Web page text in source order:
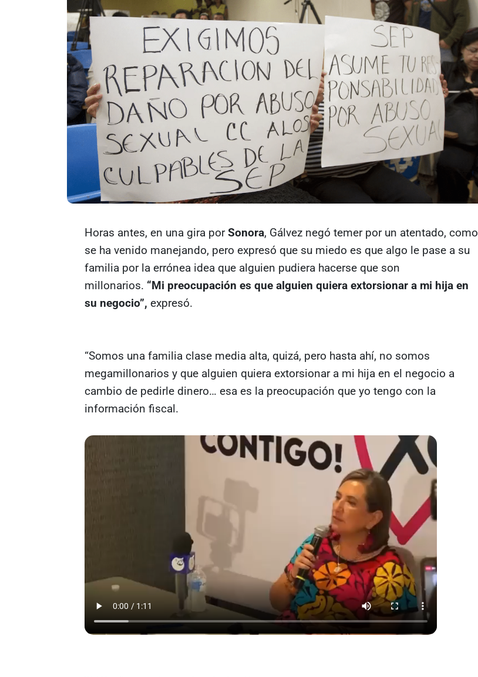
Horas antes, en una gira porSonora, Gálvez negó temer por un atentado, como
se ha venido manejando, pero expresó que su miedo es que algo le pase a su
familia por la errónea idea que alguien pudiera hacerse que son
millonarios. “Mi preocupación es que alguien quiera extorsionar a mi hija en
su negocio”, expresó.
“Somos una familia clase media alta, quizá, pero hasta ahí, no somos
megamillonarios y que alguien quiera extorsionar a mi hija en el negocio a
cambio de pedirle dinero… esa es la preocupación que yo tengo con la
información fiscal.